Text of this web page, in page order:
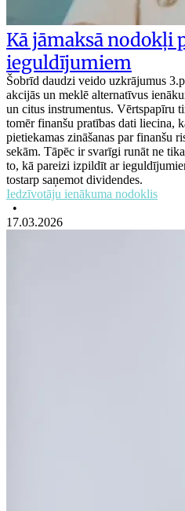
Kā jāmaksā nodokļi
ieguldījumiem
Šobrīd daudzi veido uzkrājumus
akcijās un meklē alternatīvus
un citus instrumentus. Vērtspapīru
tomēr finanšu pratības dati liecina,
pietiekamas zināšanas par finanšu
sekām. Tāpēc ir svarīgi runāt ne
to, kā pareizi izpildīt ar
tostarp saņemot dividendes.
Iedzīvotāju ienākuma nodoklis
•
17.03.2026